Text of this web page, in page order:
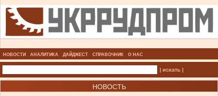
НОВОСТИ АНАЛИТИКА ДАЙДЖЕСТ СПРАВОЧНИК О НАС
| искать |
НОВОСТЬ